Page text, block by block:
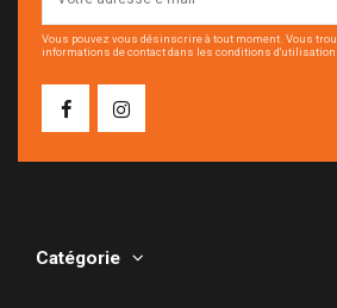
Vous pouvez vous désinscrire à tout moment. Vous
informations de contact dans les conditions d'utilisation
Catégorie